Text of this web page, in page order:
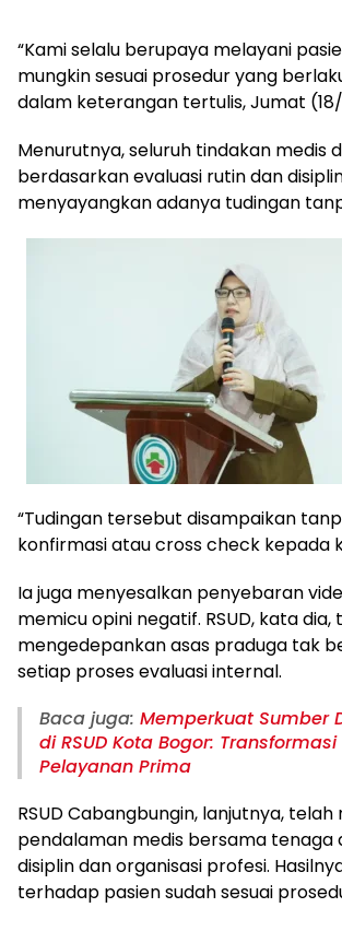
“Kami selalu berupaya melayani
mungkin sesuai prosedur yang
dalam keterangan tertulis, Jumat
Menurutnya, seluruh tindakan medis
berdasarkan evaluasi rutin dan
menyayangkan adanya tudingan
“Tudingan tersebut disampaikan
konfirmasi atau cross check kepada
Ia juga menyesalkan penyebaran
memicu opini negatif. RSUD, kata
mengedepankan asas praduga tak
setiap proses evaluasi internal.
Baca juga: Memperkuat Sumber
di RSUD Kota Bogor:
Pelayanan Prima
RSUD Cabangbungin, lanjutnya,
pendalaman medis bersama tenaga
disiplin dan organisasi profesi.
terhadap pasien sudah sesuai